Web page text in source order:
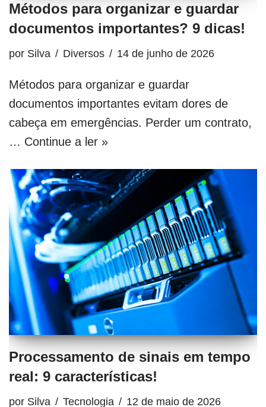
Métodos para organizar e guardar
documentos importantes? 9 dicas!
por Silva Diversos 14 de junho de 2026
Métodos para organizar e guardar
documentos importantes evitam dores de
cabeça em emergências. Perder um contrato,
… Continue a ler »
Processamento de sinais em tempo
real: 9 características!
por Silva Tecnologia 12 de maio de 2026